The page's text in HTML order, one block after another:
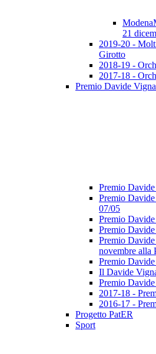
21
2019-20 -
Girotto
2018-19 -
2017-18 -
Premio Davide
Premio
Premio
07/05
Premio
Premio
Premio
novembre alla
Premio
Il Davide
Premio
2017-18 -
2016-17 -
Progetto PatER
Sport